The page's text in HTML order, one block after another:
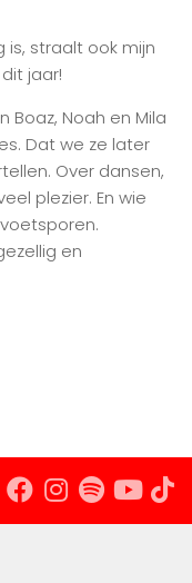
straalt ook mijn
jaar!
Boaz, Noah en Mila
Dat we ze later
Over dansen,
plezier. En wie
en